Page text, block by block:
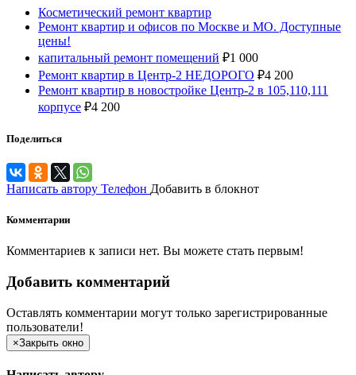
Косметический ремонт квартир
Ремонт квартир и офисов по Москве и МО. Доступные
цены!
капитальный ремонт помещений ₽1 000
Ремонт квартир в Центр-2 НЕДОРОГО ₽4 200
Ремонт квартир в новостройке Центр-2 в 105,110,111
корпусе ₽4 200
Поделиться
Написать автору Телефон Добавить в блокнот
Комментарии
Комментариев к записи нет. Вы можете стать первым!
Добавить комментарий
Оставлять комментарии могут только зарегистрированные
пользователи!
×Закрыть окно